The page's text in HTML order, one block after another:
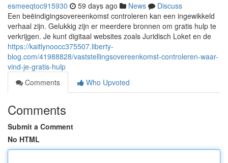
esmeeqtoc915930 59 days ago News
Discuss
Een beëindigingsovereenkomst controleren kan een ingewikkeld
verhaal zijn. Gelukkig zijn er meerdere bronnen om gratis hulp te
verkrijgen. Je kunt digitaal websites zoals Juridisch Loket en de
https://kaitlynoocc375507.liberty-
blog.com/41988828/vaststellingsovereenkomst-controleren-waar-
vind-je-gratis-hulp
Comments
Who Upvoted
Comments
Submit a Comment
No HTML